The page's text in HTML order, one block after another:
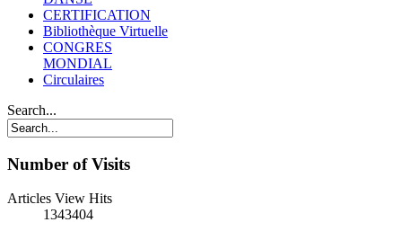
CERTIFICATION
Bibliothèque Virtuelle
CONGRES
MONDIAL
Circulaires
Search...
Number of Visits
Articles View Hits
1343404